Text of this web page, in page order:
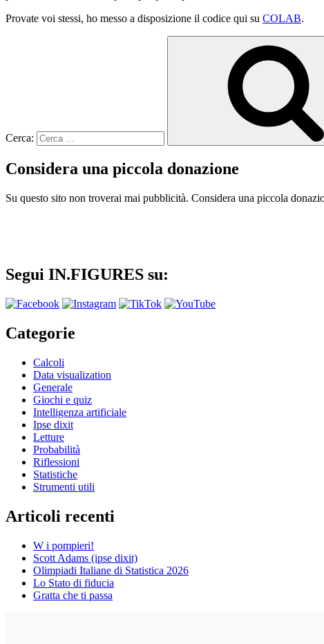
Provate voi stessi, ho messo a disposizione il codice qui su COLAB.
Cerca:
Considera una piccola donazione
Su questo sito non troverai mai pubblicità. Considera una piccola
Segui IN.FIGURES su:
Categorie
Calcoli
Data visualization
Generale
Giochi e quiz
Intelligenza artificiale
Ipse dixit
Letture
Probabilità
Riflessioni
Statistiche
Strumenti utili
Articoli recenti
W i pompieri!
Scott Adams (ipse dixit)
Olimpiadi Italiane di Statistica 2026
Lo Stato di fiducia
Gratta che ti passa